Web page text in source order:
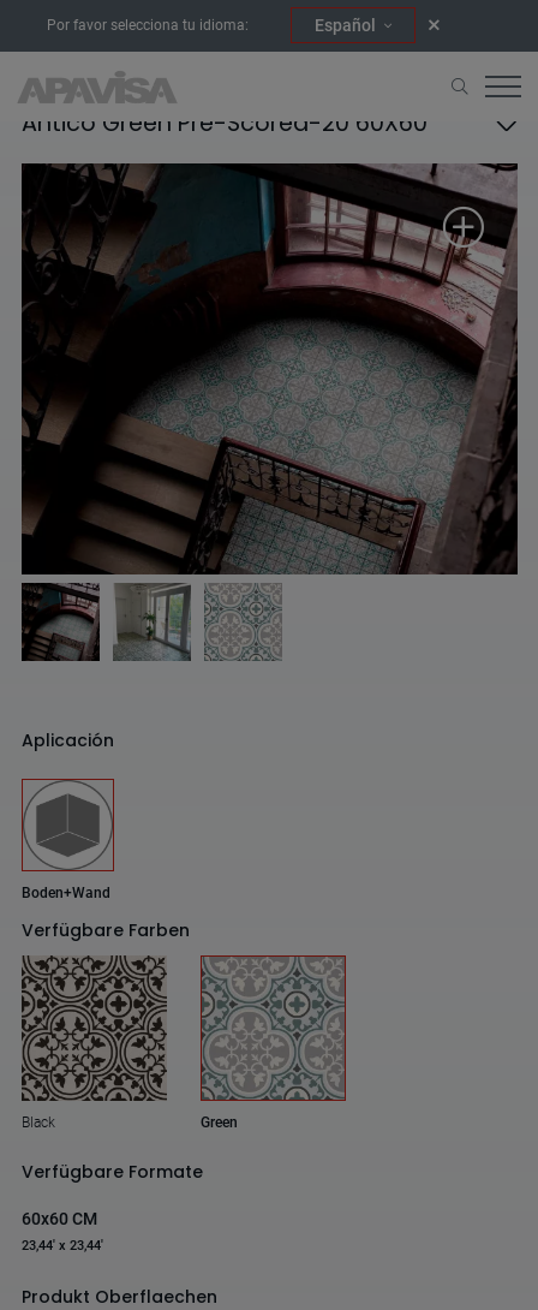
Por favor selecciona tu idioma: Español
Antico Green Pre-Scored-20 60X60
Aplicación
Boden+Wand
Verfügbare Farben
Black Green
Verfügbare Formate
60x60 CM
23,44' x 23,44'
Produkt Oberflaechen